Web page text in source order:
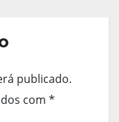
publicado.
com *